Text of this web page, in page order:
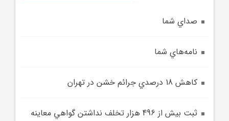
صداي شما
نامه‌هاي شما
کاهش 18 درصدي جرائم خشن در تهران
ثبت بيش از 496 هزار تخلف نداشتن گواهي معاينه